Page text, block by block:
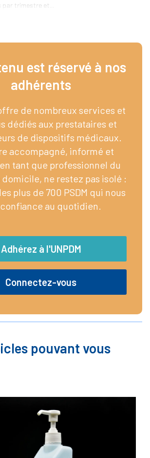
trimestre et...
est réservé à nos
adhérents​
offre de nombreux services et
dédiés aux prestataires et
de dispositifs médicaux.
accompagné, informé et
tant que professionnel du
ne restez pas isolé :
plus de 700 PSDM qui nous
au quotidien.
Adhérez à l'UNPDM
Connectez-vous
pouvant vous